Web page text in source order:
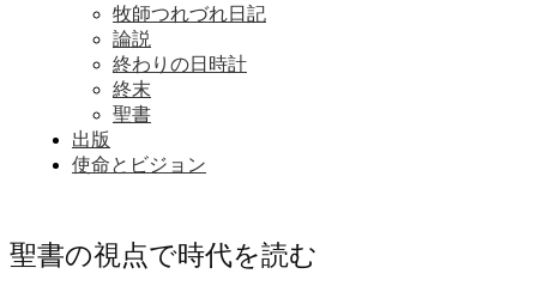
牧師つれづれ日記
論説
終わりの日時計
終末
聖書
出版
使命とビジョン
聖書の視点で時代を読む